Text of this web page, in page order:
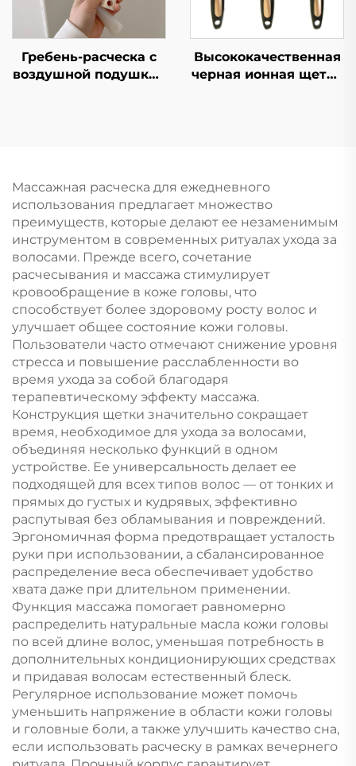
Гребень-расческа с
воздушной подушкой
большой массажной
воздушной подушкой
для ежедневного
использования
Высококачественная
черная ионная щетка
с антистатической
ребристой
конструкцией для
укладки вьющихся
волос в салоне
Массажная расческа для ежедневного
использования предлагает множество
преимуществ, которые делают ее незаменимым
инструментом в современных ритуалах ухода за
волосами. Прежде всего, сочетание
расчесывания и массажа стимулирует
кровообращение в коже головы, что
способствует более здоровому росту волос и
улучшает общее состояние кожи головы.
Пользователи часто отмечают снижение уровня
стресса и повышение расслабленности во
время ухода за собой благодаря
терапевтическому эффекту массажа.
Конструкция щетки значительно сокращает
время, необходимое для ухода за волосами,
объединяя несколько функций в одном
устройстве. Ее универсальность делает ее
подходящей для всех типов волос — от тонких и
прямых до густых и кудрявых, эффективно
распутывая без обламывания и повреждений.
Эргономичная форма предотвращает усталость
руки при использовании, а сбалансированное
распределение веса обеспечивает удобство
хвата даже при длительном применении.
Функция массажа помогает равномерно
распределить натуральные масла кожи головы
по всей длине волос, уменьшая потребность в
дополнительных кондиционирующих средствах
и придавая волосам естественный блеск.
Регулярное использование может помочь
уменьшить напряжение в области кожи головы
и головные боли, а также улучшить качество сна,
если использовать расческу в рамках вечернего